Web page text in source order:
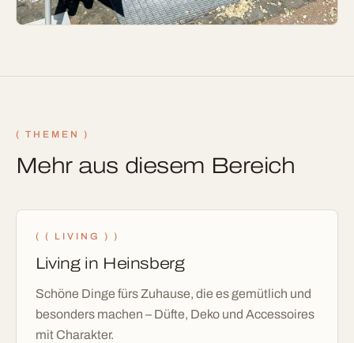
( THEMEN )
Mehr aus diesem Bereich
( ( LIVING ) )
Living in Heinsberg
Schöne Dinge fürs Zuhause, die es gemütlich und
besonders machen – Düfte, Deko und Accessoires
mit Charakter.